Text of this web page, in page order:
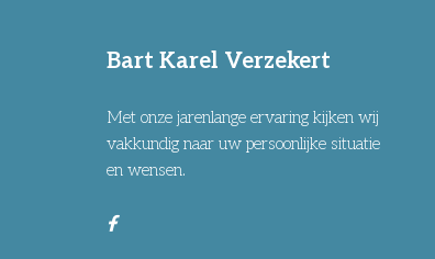
Bart Karel Verzekert
Met onze jarenlange ervaring kijken wij
vakkundig naar uw persoonlijke situatie
en wensen.